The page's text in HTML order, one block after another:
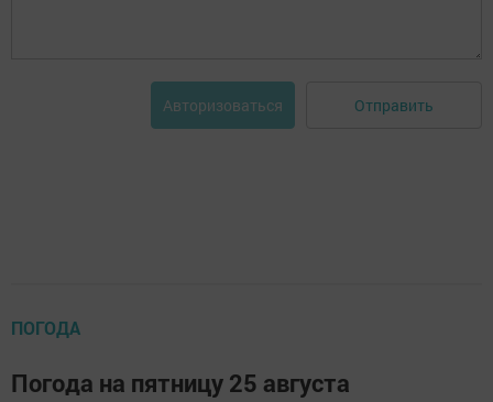
Авторизоваться Отправить
ПОГОДА
Погода на пятницу 25 августа